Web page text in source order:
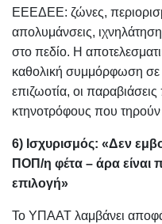
ΕΕΕΔΕΕ: ζώνες,
απολυμάνσεις,
στο πεδίο. Η
καθολική συμμόρφωση σε
επιζωοτία, οι
κτηνοτρόφους που τηρούν
6) Ισχυρισμός: «Δεν
ΠΟΠ/η φέτα – άρα είναι
επιλογή»
Το ΥΠΑΑΤ λαμβάνει